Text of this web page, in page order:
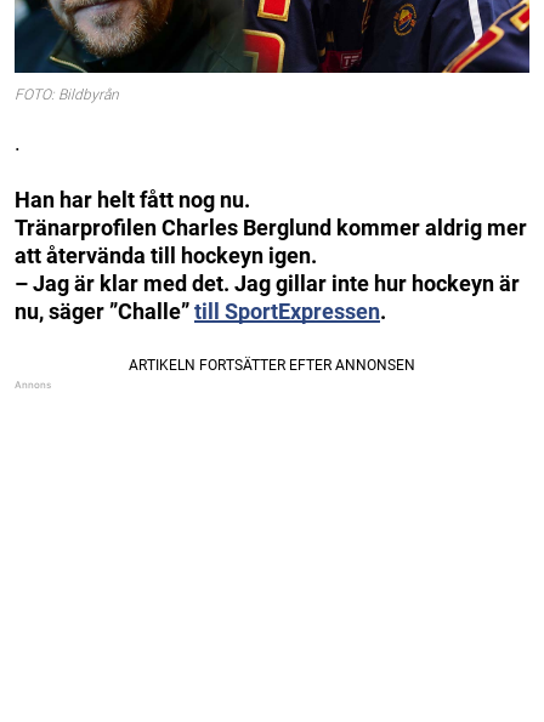
FOTO: Bildbyrån
.
Han har helt fått nog nu.
Tränarprofilen Charles Berglund kommer aldrig mer
att återvända till hockeyn igen.
– Jag är klar med det. Jag gillar inte hur hockeyn är
nu, säger ”Challe”till SportExpressen.